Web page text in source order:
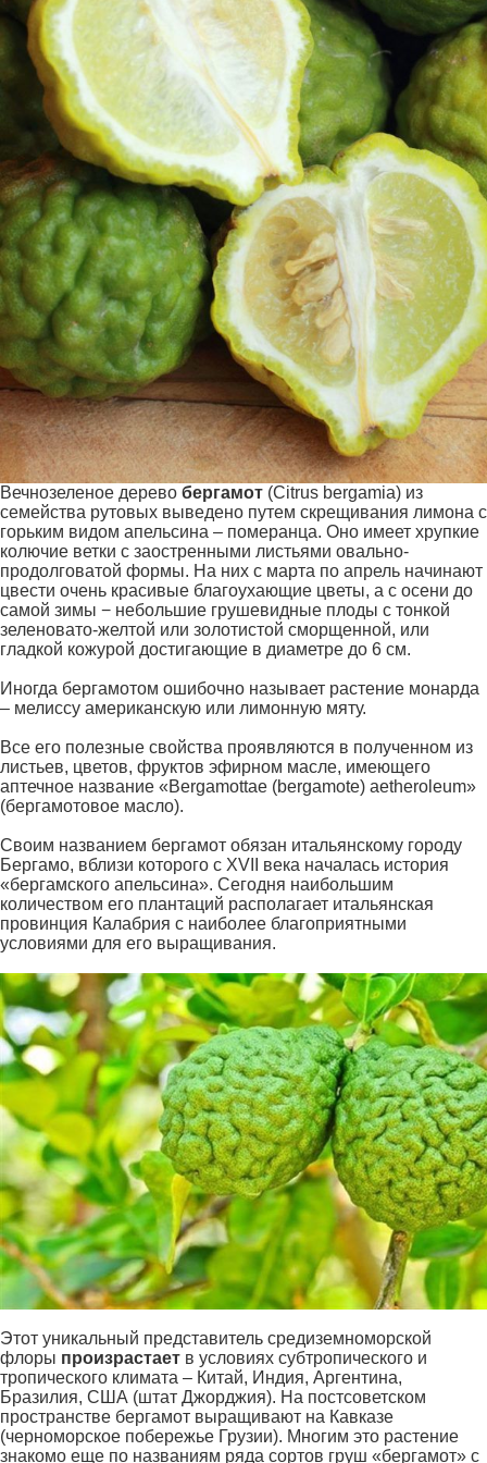
Вечнозеленое дерево бергамот (Citrus bergamia) из
семейства рутовых выведено путем скрещивания лимона с
горьким видом апельсина – померанца. Оно имеет хрупкие
колючие ветки с заостренными листьями овально-
продолговатой формы. На них с марта по апрель начинают
цвести очень красивые благоухающие цветы, а с осени до
самой зимы − небольшие грушевидные плоды с тонкой
зеленовато-желтой или золотистой сморщенной, или
гладкой кожурой достигающие в диаметре до 6 см.
Иногда бергамотом ошибочно называет растение монарда
– мелиссу американскую или лимонную мяту.
Все его полезные свойства проявляются в полученном из
листьев, цветов, фруктов эфирном масле, имеющего
аптечное название «Bergamottae (bergamote) aetheroleum»
(бергамотовое масло).
Своим названием бергамот обязан итальянскому городу
Бергамо, вблизи которого с XVII века началась история
«бергамского апельсина». Сегодня наибольшим
количеством его плантаций располагает итальянская
провинция Калабрия с наиболее благоприятными
условиями для его выращивания.
Этот уникальный представитель средиземноморской
флоры произрастает в условиях субтропического и
тропического климата – Китай, Индия, Аргентина,
Бразилия, США (штат Джорджия). На постсоветском
пространстве бергамот выращивают на Кавказе
(черноморское побережье Грузии). Многим это растение
знакомо еще по названиям ряда сортов груш «бергамот» с